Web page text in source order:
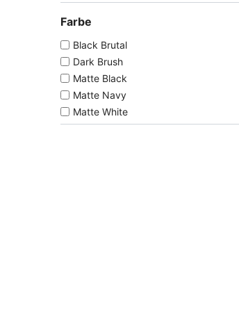
Farbe
Black Brutal
Dark Brush
Matte Black
Matte Navy
Matte White